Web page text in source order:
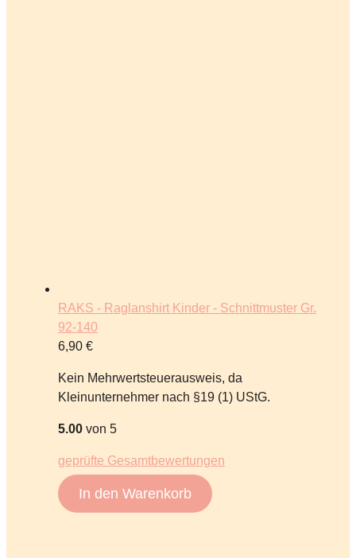
RAKS - Raglanshirt Kinder - Schnittmuster Gr.
92-140
6,90 €
Kein Mehrwertsteuerausweis, da
Kleinunternehmer nach §19 (1) UStG.
5.00 von 5
geprüfte Gesamtbewertungen
In den Warenkorb